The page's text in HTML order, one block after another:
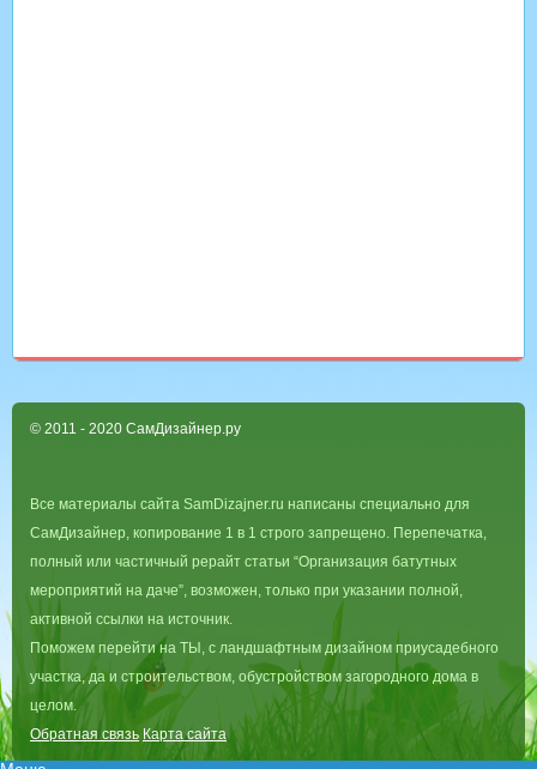
© 2011 - 2020 СамДизайнер.ру
Все материалы сайта SamDizajner.ru написаны специально для
СамДизайнер, копирование 1 в 1 строго запрещено. Перепечатка,
полный или частичный рерайт статьи “Организация батутных
мероприятий на даче”, возможен, только при указании полной,
активной ссылки на источник.
Поможем перейти на ТЫ, с ландшафтным дизайном приусадебного
участка, да и строительством, обустройством загородного дома в
целом.
Обратная связь Карта сайта